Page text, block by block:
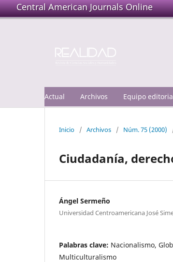
Central American Journals Online
Actual Archivos Equipo
Inicio / Archivos / Núm. 75 (2000)
Ciudadanía,
Ángel Sermeño
Universidad Centroamericana José
Palabras clave: Nacionalismo,
Multiculturalismo